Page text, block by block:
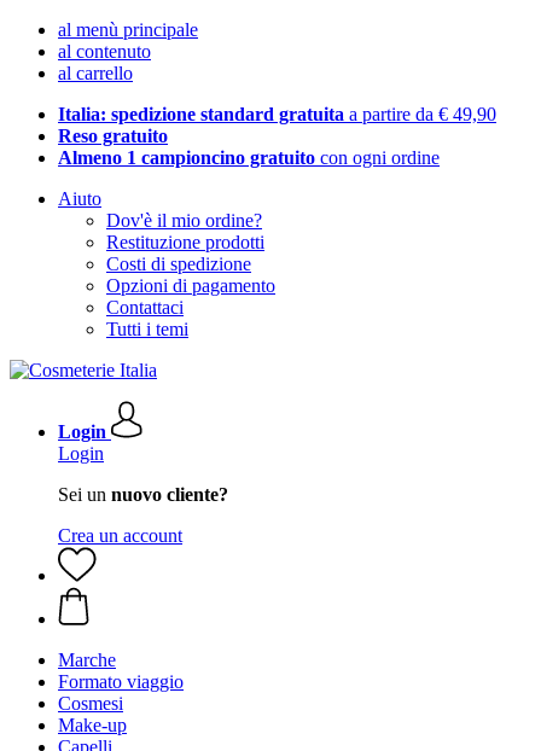
al menù principale
al contenuto
al carrello
Italia: spedizione standard gratuita a partire da € 49,90
Reso gratuito
Almeno 1 campioncino gratuito con ogni ordine
Aiuto
Dov'è il mio ordine?
Restituzione prodotti
Costi di spedizione
Opzioni di pagamento
Contattaci
Tutti i temi
Login
Login
Sei un nuovo cliente?
Crea un account
Marche
Formato viaggio
Cosmesi
Make-up
Capelli